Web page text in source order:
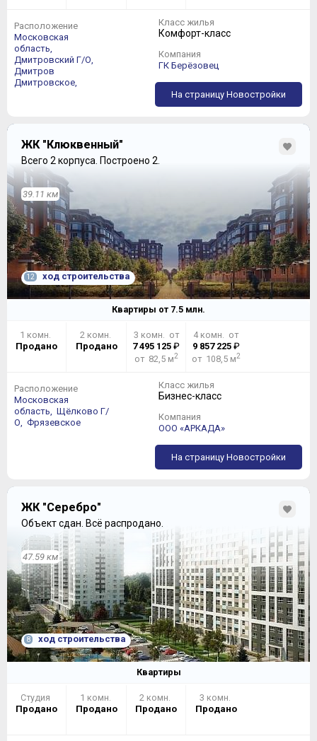
Расположение
Московская
область,
Дмитровский Г/О,
Дмитров
Дмитровское,
Класс жилья
Комфорт-класс
Компания
ГК Берёзовец
На страницу Новостройки
ЖК "Клюквенный"
Всего 2 корпуса. Построено 2.
39.11 км
12 ход строительства
Квартиры от 7.5 млн.
1 комн.
Продано
2 комн.
Продано
3 комн. от
7 495 125 ₽
от 82,5 м2
4 комн. от
9 857 225₽
от 108,5 м2
Расположение
Московская
область, Щёлково Г/
О, Фрязевское
Класс жилья
Бизнес-класс
Компания
ООО «АРКАДА»
На страницу Новостройки
ЖК "Серебро"
Объект сдан. Всё распродано.
47.59 км
8 ход строительства
Квартиры
Студия
Продано
1 комн.
Продано
2 комн.
Продано
3 комн.
Продано